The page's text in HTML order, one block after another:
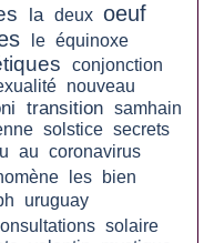
la deux oeuf
le équinoxe
conjonction
nouveau
transition samhain
solstice secrets
au coronavirus
les
bien
uruguay
solaire